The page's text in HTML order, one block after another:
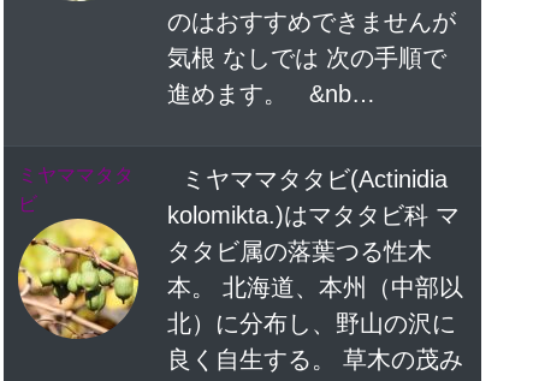
のはおすすめできませんが
気根 なしでは 次の手順で
進めます。 &nb…
ミヤママタタ
ビ
ミヤママタタビ(Actinidia
kolomikta.)はマタタビ科 マ
タタビ属の落葉つる性木
本。 北海道、本州（中部以
北）に分布し、野山の沢に
良く自生する。 草木の茂み